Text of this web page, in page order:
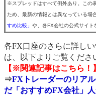
※スプレッドはすべて例外あり。この
ため、最新の情報とは異なっている場
すめ比較」 や、各FX会社の公式サイト
各FX口座のさらに詳し
は、以下よりご覧くださ
【※関連記事はこちら！】
⇒FXトレーダーのリア
だ「おすすめFX会社」